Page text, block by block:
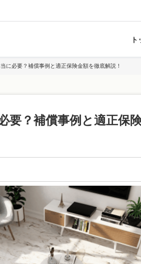
ト
に必要？補償事例と適正保険金額を徹底解説！
要？補償事例と適正保